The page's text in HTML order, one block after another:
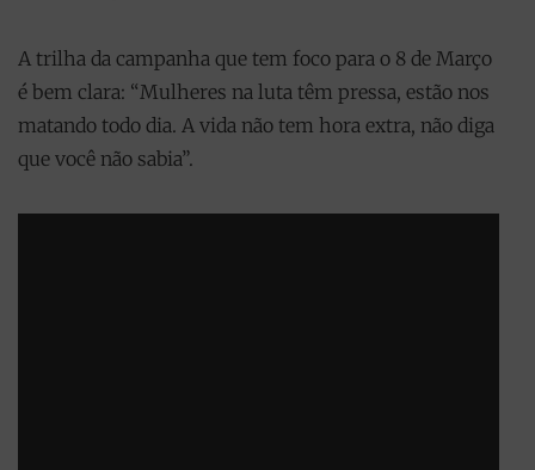
A trilha da campanha que tem foco para o 8 de Março
é bem clara: “Mulheres na luta têm pressa, estão nos
matando todo dia. A vida não tem hora extra, não diga
que você não sabia”.